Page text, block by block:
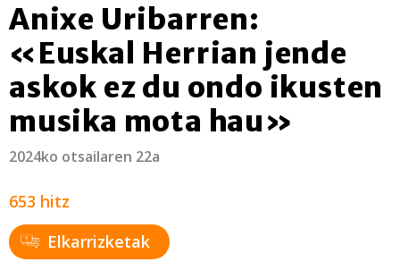
Anixe Uribarren:
«Euskal Herrian jende
askok ez du ondo ikusten
musika mota hau»
2024ko otsailaren 22a
653 hitz
Elkarrizketak